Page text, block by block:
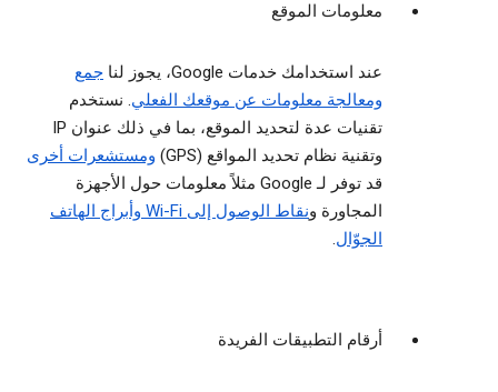
معلومات الموقع
عند استخدامك خدمات Google، يجوز لنا
جمع
ومعالجة معلومات عن موقعك الفعلي. نستخدم
تقنيات عدة لتحديد الموقع، بما في ذلك عنوان IP
وتقنية نظام تحديد المواقع (GPS)
ومستشعرات أخرى
قد توفر لـ Google مثلاً معلومات حول الأجهزة
المجاورة و
نقاط الوصول إلى Wi-Fi وأبراج الهاتف
الجوّال.
أرقام التطبيقات الفريدة